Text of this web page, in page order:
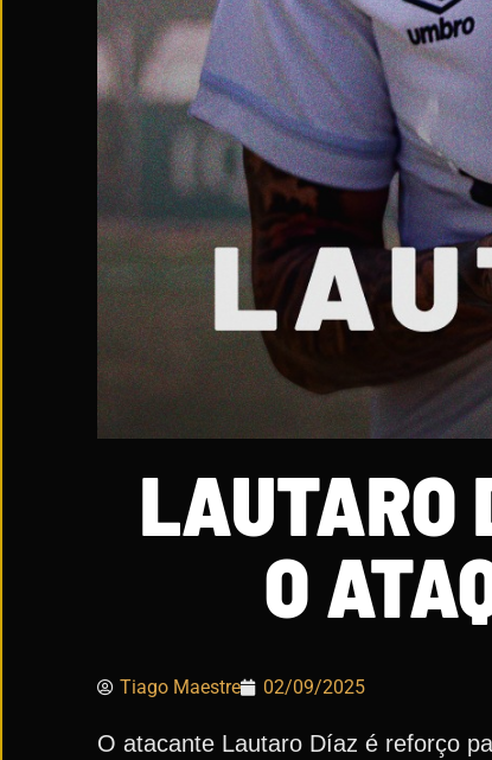
LAUTARO
O
Tiago Maestre 02/09/2025
O atacante Lautaro Díaz é reforço